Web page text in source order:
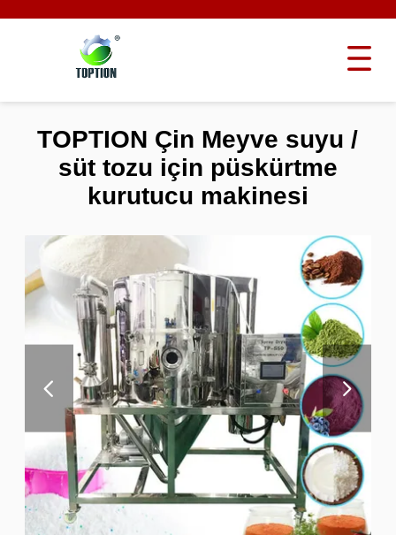
TOPTION Çin Meyve suyu /
süt tozu için püskürtme
kurutucu makinesi